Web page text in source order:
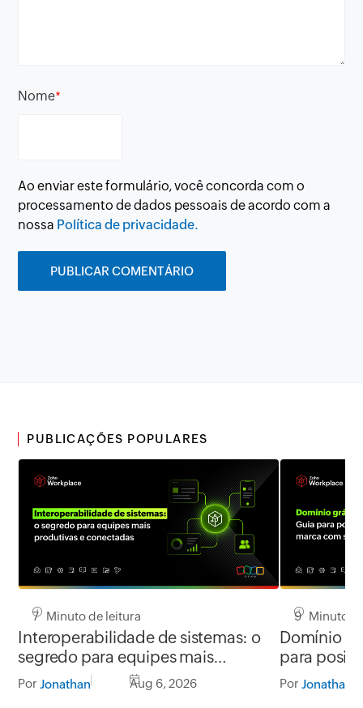
Nome*
Ao enviar este formulário, você concorda com o
processamento de dados pessoais de acordo com a
nossa Política de privacidade.
PUBLICAÇÕES POPULARES
7 Minuto de leitura
Interoperabilidade de sistemas: o
segredo para equipes mais
produtivas e conectadas
Por Jonathan Aug 6, 2026
9 Minuto
Domínio
para
segurança
Por Jonathan